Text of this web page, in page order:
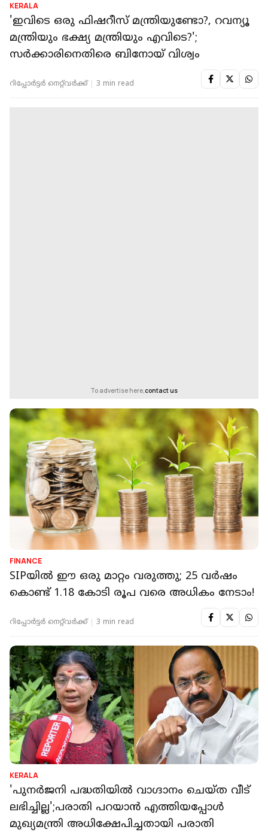
KERALA
'ഇവിടെ ഒരു ഫിഷറീസ് മന്ത്രിയുണ്ടോ?, റവന്യൂ
മന്ത്രിയും ഭക്ഷ്യ മന്ത്രിയും എവിടെ?';
സർക്കാരിനെതിരെ ബിനോയ് വിശ്വം
റിപ്പോർട്ടർ നെറ്റ്‌വര്‍ക്ക്‌ 3 min read
To advertise here,contact us
FINANCE
SIPയിൽ ഈ ഒരു മാറ്റം വരുത്തു; 25 വർഷം
കൊണ്ട് 1.18 കോടി രൂപ വരെ അധികം നേടാം!
റിപ്പോർട്ടർ നെറ്റ്‌വര്‍ക്ക്‌ 3 min read
KERALA
'പുനർജനി പദ്ധതിയിൽ വാഗ്ദാനം ചെയ്ത വീട്
ലഭിച്ചില്ല';പരാതി പറയാൻ എത്തിയപ്പോൾ
മുഖ്യമന്ത്രി അധിക്ഷേപിച്ചതായി പരാതി